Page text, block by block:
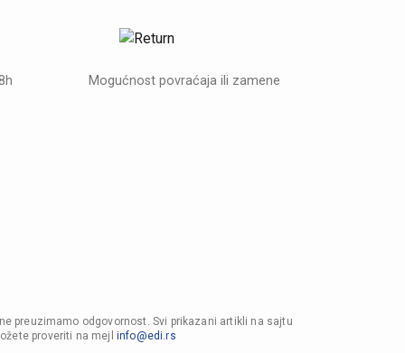
Mogućnost povraćaja ili zamene
preuzimamo odgovornost. Svi prikazani artikli na sajtu
proveriti na mejl info@edi.rs